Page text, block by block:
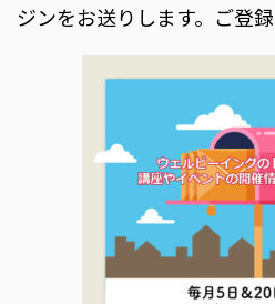
ジンをお送りします。ご登